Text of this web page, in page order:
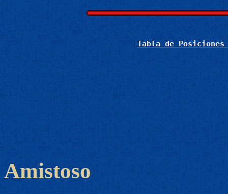
Tabla de
Amistoso